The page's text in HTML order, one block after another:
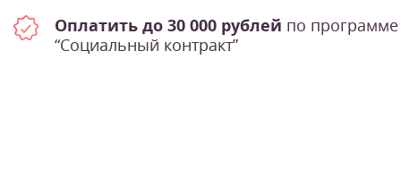
Оплатить до 30 000 рублей по программе
“Социальный контракт”